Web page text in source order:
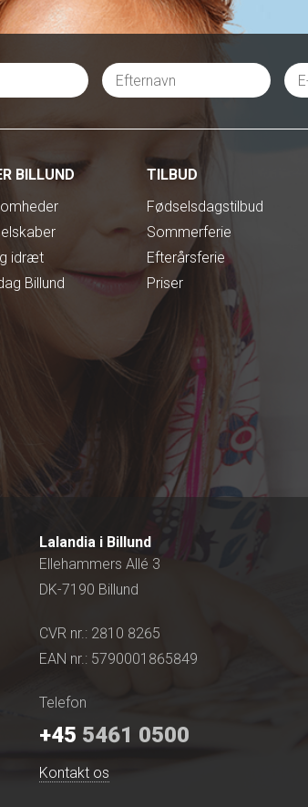
BILLUND
idræt
Billund
TILBUD
Fødselsdagstilbud
Sommerferie
Efterårsferie
Priser
Lalandia i Billund
Ellehammers Allé 3
DK-7190 Billund
CVR nr.: 2810 8265
EAN nr.: 5790001865849
Telefon
+45 5461 0500
Kontakt os